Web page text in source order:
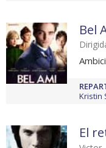
Bel
Kristin
El